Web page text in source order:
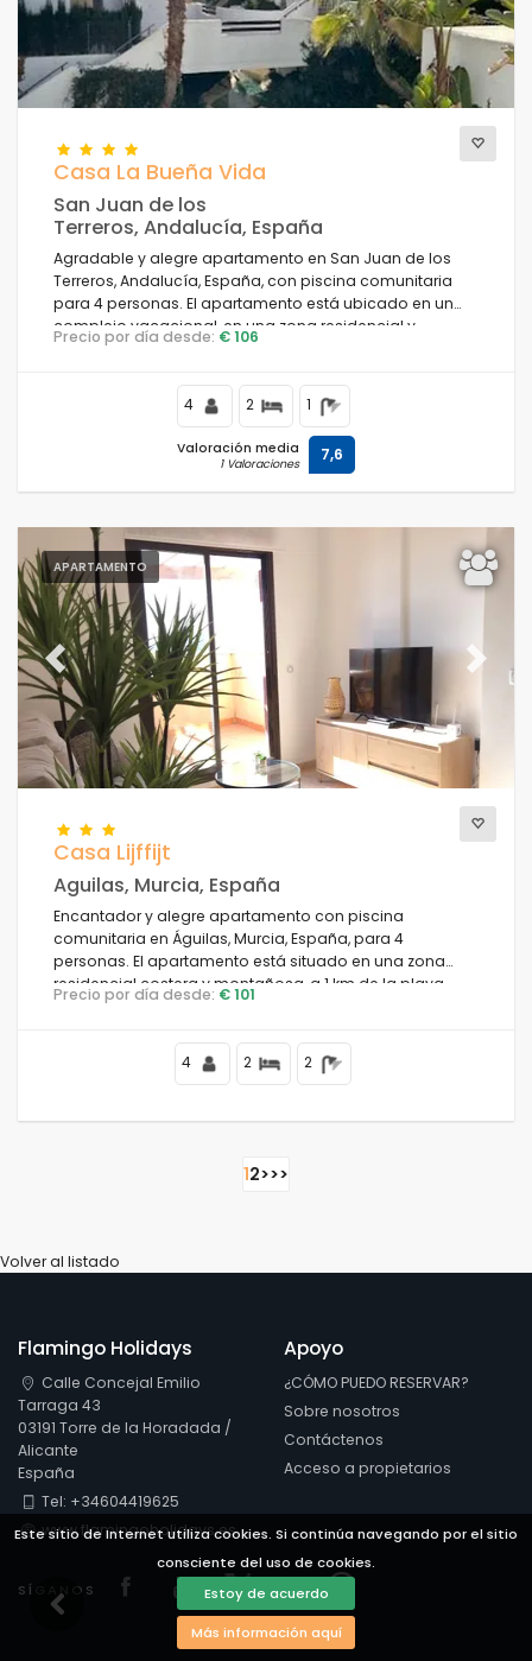
Este sitio de Internet utiliza cookies. Si continúa navegando por el sitio
consciente del uso de cookies.
Estoy de acuerdo
Más información aquí
Casa La Bueña Vida
San Juan de los
Terreros, Andalucía, España
Agradable y alegre apartamento en San Juan de los
Terreros, Andalucía, España, con piscina comunitaria
para 4 personas. El apartamento está ubicado en un
complejo vacacional, en una zona residencial y
montañosa cerca de la playa, cerca de restaurantes y
la Playa de Nardos.
Precio por día desde: € 106
4 2 1
Valoración media
1 Valoraciones 7,6
APARTAMENTO
Previous Next
Casa Lijffijt
Aguilas, Murcia, España
Encantador y alegre apartamento con piscina
comunitaria en Águilas, Murcia, España, para 4
personas. El apartamento está situado en una zona
residencial costera y montañosa, a 1 km de la playa
Playa del Arroz / Calabardina.
Precio por día desde: € 101
4 2 2
12>>>
Volver al listado
Flamingo Holidays
Calle Concejal Emilio
Tarraga 43
03191 Torre de la Horadada /
Alicante
España
Tel: +34604419625
www.flamingoholidays.es
SÍGANOS Visit our Facebook page
Visit our youtube page
Visit our x page
Visit our isntagram
Visit our
Apoyo
¿CÓMO PUEDO RESERVAR?
Sobre nosotros
Contáctenos
Acceso a propietarios